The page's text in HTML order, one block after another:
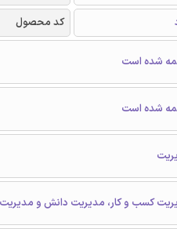
کد محصول
شده است
شده است
کسب و کار، مدیریت دانش و مدیریت